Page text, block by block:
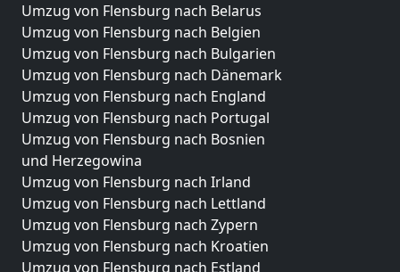
Umzug von Flensburg nach Belarus
Umzug von Flensburg nach Belgien
Umzug von Flensburg nach Bulgarien
Umzug von Flensburg nach Dänemark
Umzug von Flensburg nach England
Umzug von Flensburg nach Portugal
Umzug von Flensburg nach Bosnien
und Herzegowina
Umzug von Flensburg nach Irland
Umzug von Flensburg nach Lettland
Umzug von Flensburg nach Zypern
Umzug von Flensburg nach Kroatien
Umzug von Flensburg nach Estland